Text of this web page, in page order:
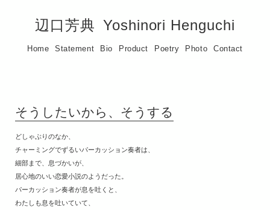
辺口芳典 Yoshinori Henguchi
Home Statement Bio Product Poetry Photo Contact
そうしたいから、そうする
どしゃぶりのなか、
チャーミングでずるいパーカッション奏者は、
細部まで、息づかいが、
居心地のいい恋愛小説のようだった。
パーカッション奏者が息を吐くと、
わたしも息を吐いていて、